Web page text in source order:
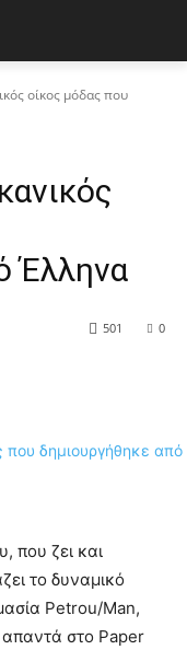
οίκος μόδας που
Έλληνα
0
501
που ζει και
το δυναμικό
Petrou/Man,
απαντά στο Paper